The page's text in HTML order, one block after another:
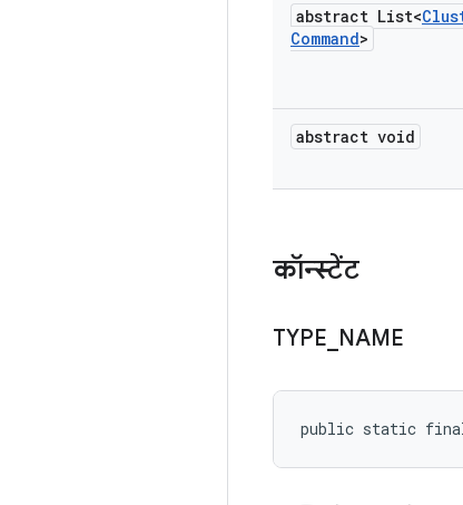
abstract List<
Command>
abstract void
कॉन्स्टेंट
TYPE NAME
public static final